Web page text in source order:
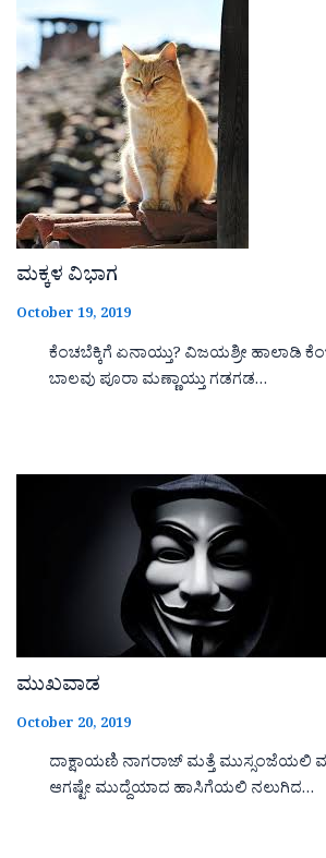
ಮಕ್ಕಳ ವಿಭಾಗ
October 19, 2019
ಕೆಂಚಬೆಕ್ಕಿಗೆ ಏನಾಯ್ತು? ವಿಜಯಶ್ರೀ ಹಾಲಾಡಿ
ಬಾಲವು ಪೂರಾ ಮಣ್ಣಾಯ್ತು ಗಡಗಡ…
ಮುಖವಾಡ
October 20, 2019
ದಾಕ್ಷಾಯಣಿ ನಾಗರಾಜ್ ಮತ್ತೆ ಮುಸ್ಸಂಜೆಯಲಿ
ಆಗಷ್ಟೇ ಮುದ್ದೆಯಾದ ಹಾಸಿಗೆಯಲಿ ನಲುಗಿದ…